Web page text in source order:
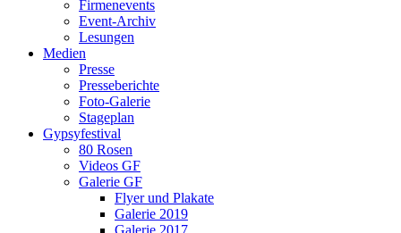
Firmenevents
Event-Archiv
Lesungen
Medien
Presse
Presseberichte
Foto-Galerie
Stageplan
Gypsyfestival
80 Rosen
Videos GF
Galerie GF
Flyer und Plakate
Galerie 2019
Galerie 2017